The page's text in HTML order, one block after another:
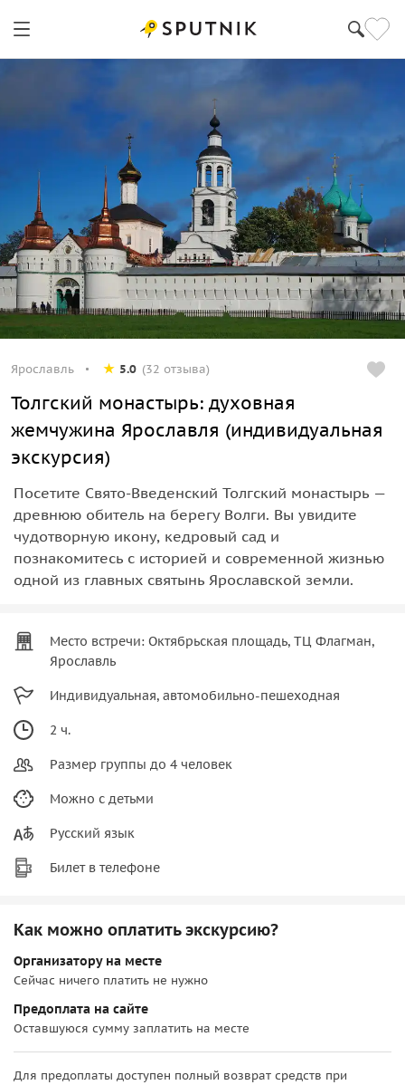
Ярославль 5.0 (32 отзыва)
Толгский монастырь: духовная
жемчужина Ярославля (индивидуальная
экскурсия)
Посетите Свято-Введенский Толгский монастырь —
древнюю обитель на берегу Волги. Вы увидите
чудотворную икону, кедровый сад и
познакомитесь с историей и современной жизнью
одной из главных святынь Ярославской земли.
Место встречи: Октябрьская площадь, ТЦ Флагман,
Ярославль
Индивидуальная, автомобильно-пешеходная
2 ч.
Размер группы до 4 человек
Можно с детьми
Русский язык
Билет в телефоне
Как можно оплатить экскурсию?
Организатору на месте
Сейчас ничего платить не нужно
Предоплата на сайте
Оставшуюся сумму заплатить на месте
Для предоплаты доступен полный возврат средств при